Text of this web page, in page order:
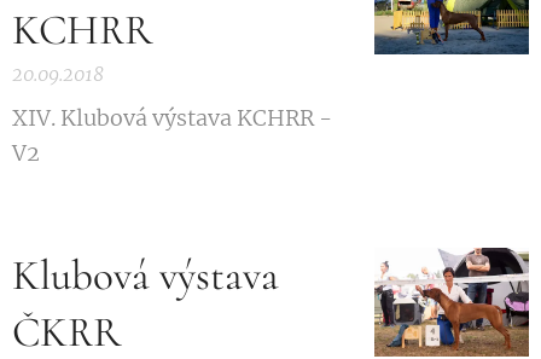
KCHRR
20.09.2018
XIV. Klubová výstava KCHRR -
V2
Klubová výstava
ČKRR